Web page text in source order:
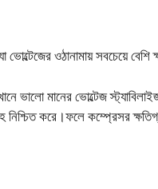
ওঠানামায় সবচেয়ে বেশি
মানের ভোল্টেজ
নিশ্চিত করে।ফলে কম্প্রেসর